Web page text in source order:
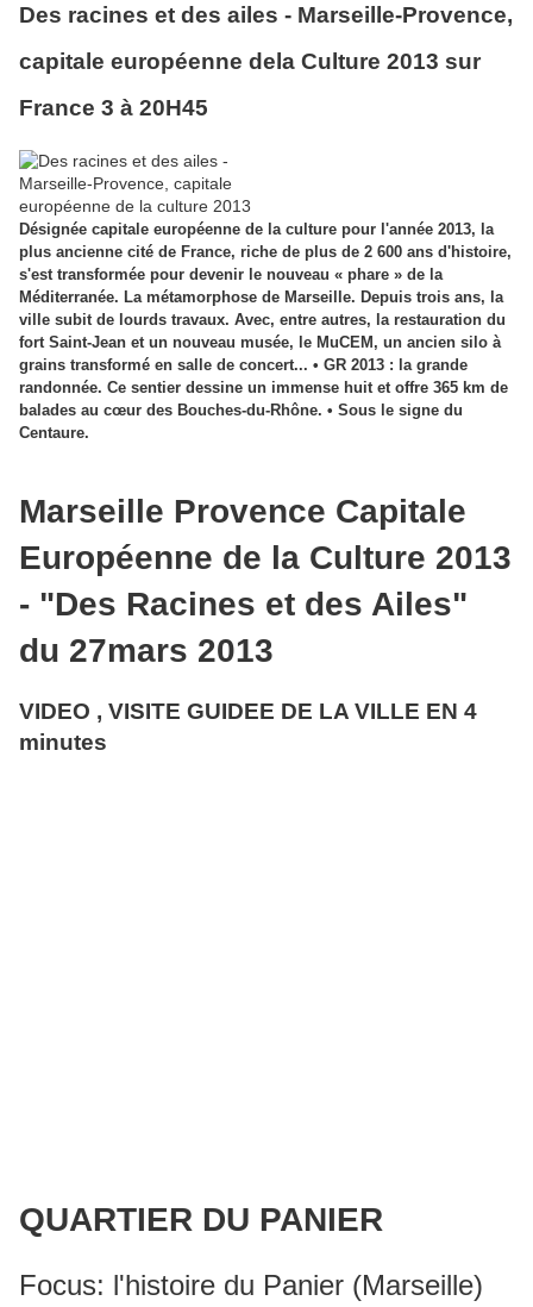
Des racines et des ailes - Marseille-Provence,
capitale européenne dela Culture 2013 sur
France 3 à 20H45
Désignée capitale européenne de la culture pour l'année 2013, la
plus ancienne cité de France, riche de plus de 2 600 ans d'histoire,
s'est transformée pour devenir le nouveau « phare » de la
Méditerranée. La métamorphose de Marseille. Depuis trois ans, la
ville subit de lourds travaux. Avec, entre autres, la restauration du
fort Saint-Jean et un nouveau musée, le MuCEM, un ancien silo à
grains transformé en salle de concert... • GR 2013 : la grande
randonnée. Ce sentier dessine un immense huit et offre 365 km de
balades au cœur des Bouches-du-Rhône. • Sous le signe du
Centaure.
Marseille Provence Capitale
Européenne de la Culture 2013
- "Des Racines et des Ailes"
du 27mars 2013
VIDEO , VISITE GUIDEE DE LA VILLE EN 4
minutes
QUARTIER DU PANIER
Focus: l'histoire du Panier (Marseille)